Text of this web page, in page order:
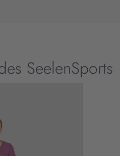
SeelenSports